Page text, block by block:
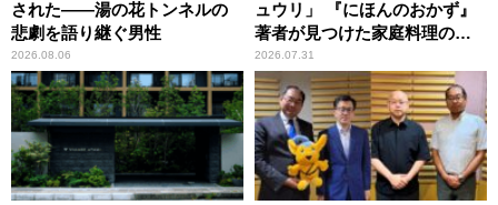
された――湯の花トンネルの
悲劇を語り継ぐ男性
2026.08.06
ュウリ」 『にほんのおかず』
著者が見つけた家庭料理の知
恵
2026.07.31